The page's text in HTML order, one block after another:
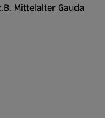
Mittelalter Gauda